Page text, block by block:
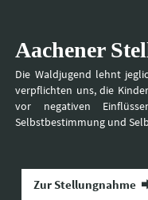
Aachener
Die Waldjugend lehnt
verpflichten uns, die
vor negativen
Selbstbestimmung und
Zur Stellungnahme